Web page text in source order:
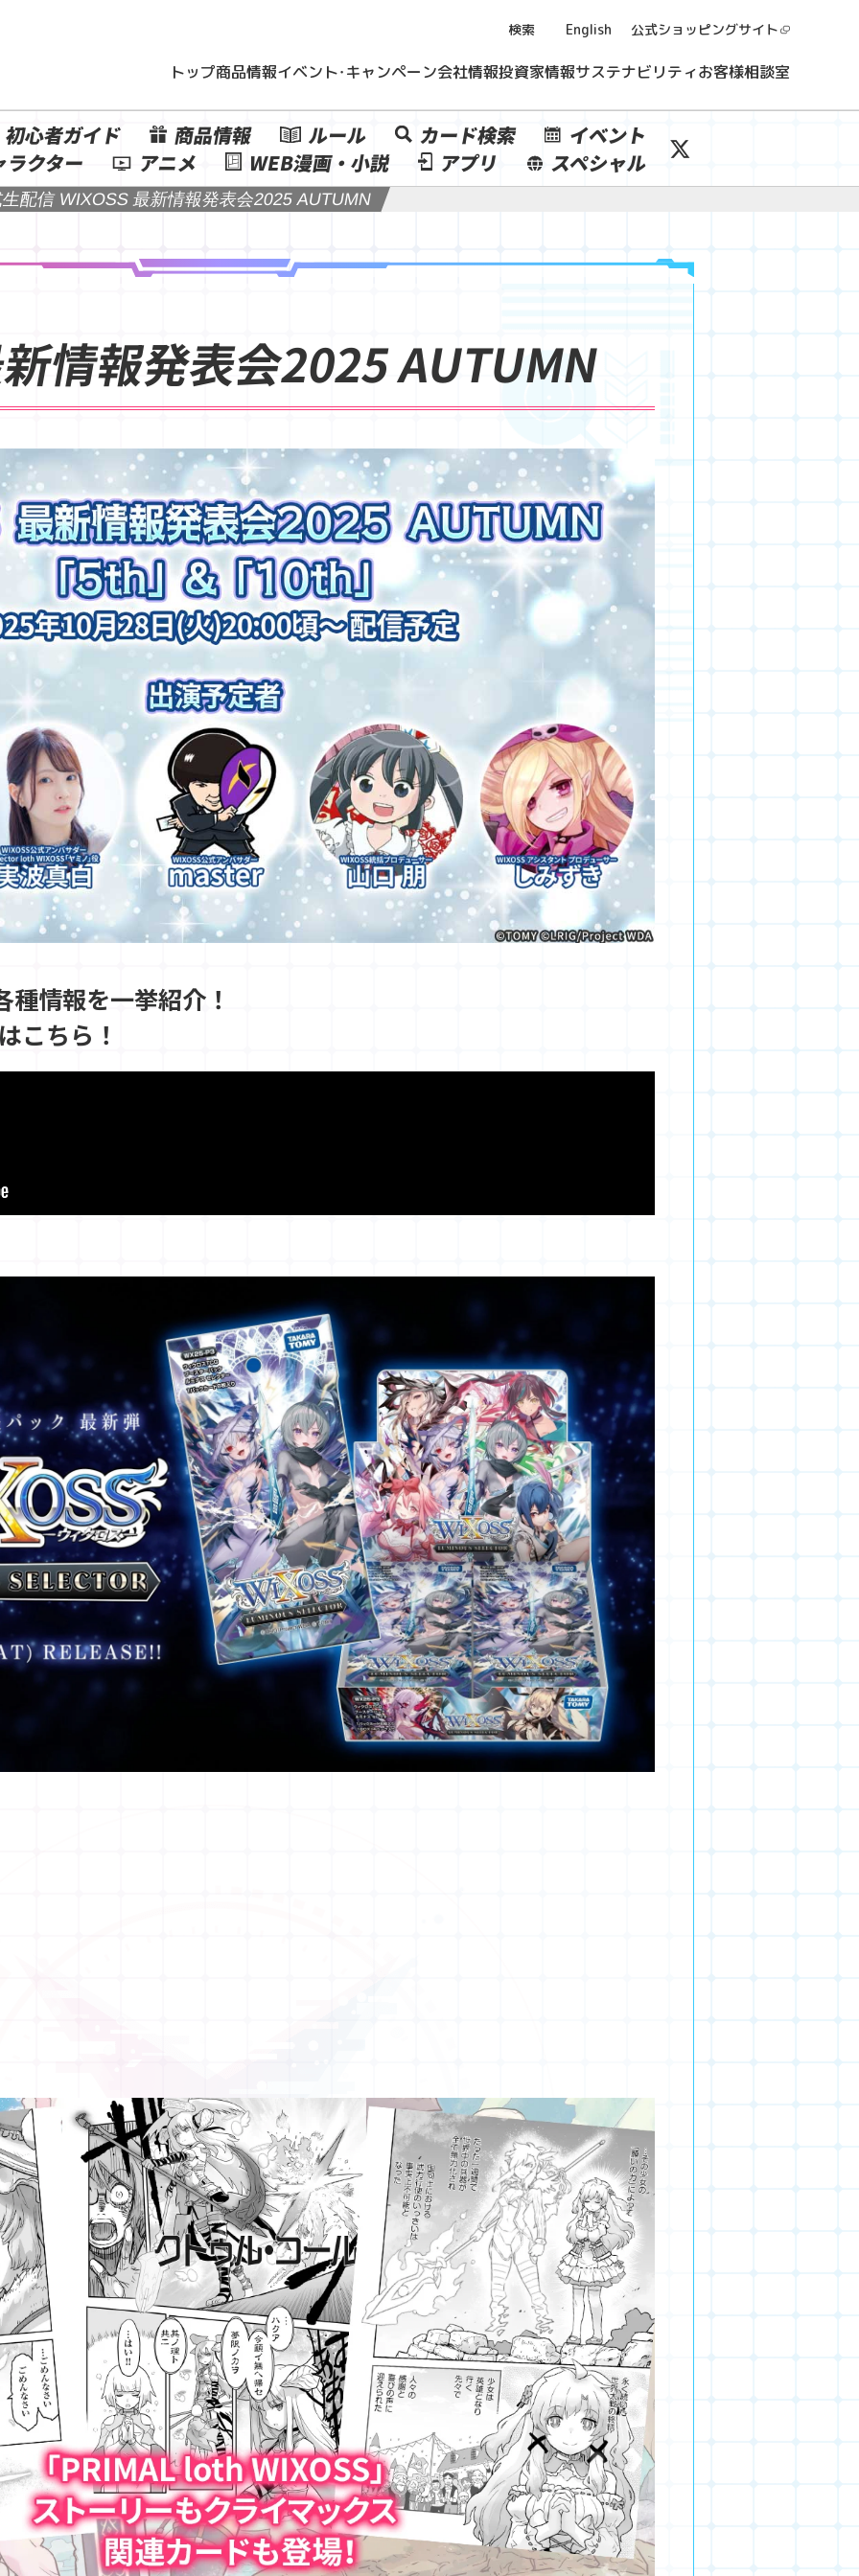
検索 English 公式ショッピングサイト
トップ商品情報イベント・キャンペーン会社情報投資家情報サステナビリティお客様相談室
初心者ガイド 商品情報 ルール カード検索
イベント
クター
アニメ WEB漫画・小説 アプリ スペシャル
配信 WIXOSS 最新情報発表会2025 AUTUMN
新情報発表会2025 AUTUMN
情報を一挙紹介！
こちら！